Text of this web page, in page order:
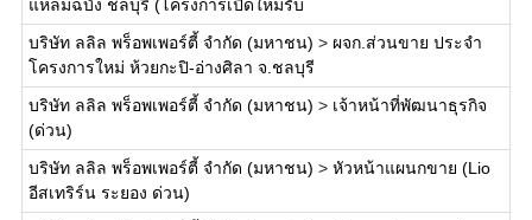
แหลมฉบัง ชลบุรี (โครงการเปิดใหม่รับ
บริษัท ลลิล พร็อพเพอร์ตี้ จำกัด (มหาชน) > ผจก.ส่วนขาย ประจำ
โครงการใหม่ ห้วยกะปิ-อ่างศิลา จ.ชลบุรี
บริษัท ลลิล พร็อพเพอร์ตี้ จำกัด (มหาชน) > เจ้าหน้าที่พัฒนาธุรกิจ
(ด่วน)
บริษัท ลลิล พร็อพเพอร์ตี้ จำกัด (มหาชน) > หัวหน้าแผนกขาย (Lio
อีสเทริร์น ระยอง ด่วน)